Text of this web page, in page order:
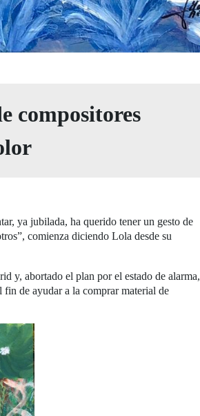
compositores
ya jubilada, ha querido tener un gesto de
comienza diciendo Lola desde su
y, abortado el plan por el estado de alarma,
fin de ayudar a la comprar material de